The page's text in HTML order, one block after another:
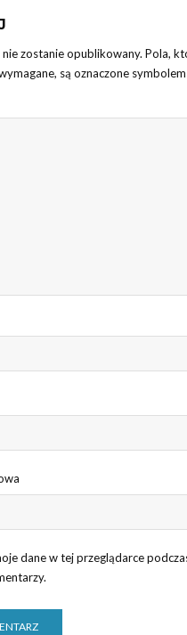
zostanie opublikowany. Pola,
są oznaczone symbolem
dane w tej przeglądarce